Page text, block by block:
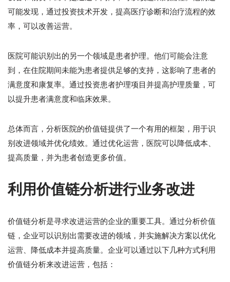
可能发现，通过投资技术开发，提高医疗诊断和治疗流程的效
率，可以改善运营。
医院可能识别出的另一个领域是患者护理。他们可能会注意
到，在住院期间未能为患者提供足够的支持，这影响了患者的
满意度和康复率。通过投资患者护理项目并提高护理质量，可
以提升患者满意度和临床效果。
总体而言，分析医院的价值链提供了一个有用的框架，用于识
别改进领域并优化绩效。通过优化运营，医院可以降低成本、
提高质量，并为患者创造更多价值。
利用价值链分析进行业务改进
价值链分析是寻求改进运营的企业的重要工具。通过分析价值
链，企业可以识别出需要改进的领域，并实施解决方案以优化
运营、降低成本并提高质量。企业可以通过以下几种方式利用
价值链分析来改进运营，包括：